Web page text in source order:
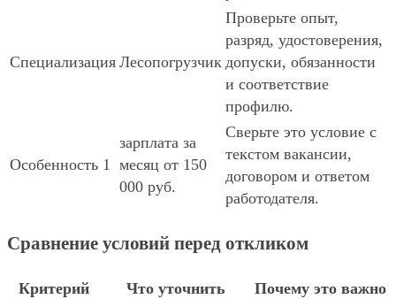
Специализация Лесопогрузчик
Проверьте опыт,
разряд, удостоверения,
допуски, обязанности
и соответствие
профилю.
Особенность 1
зарплата за
месяц от 150
000 руб.
Сверьте это условие с
текстом вакансии,
договором и ответом
работодателя.
Сравнение условий перед откликом
Критерий Что уточнить Почему это важно